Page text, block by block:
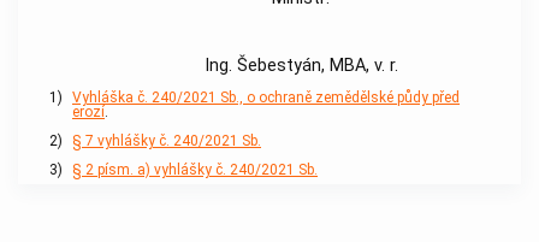
Ing. Šebestyán, MBA, v. r.
1)
Vyhláška č. 240/2021 Sb., o ochraně zemědělské půdy před
erozí.
2)
§ 7 vyhlášky č. 240/2021 Sb.
3)
§ 2 písm. a) vyhlášky č. 240/2021 Sb.